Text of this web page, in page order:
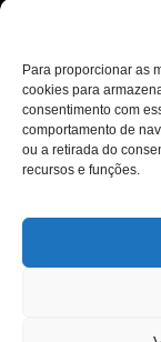
Para proporcionar as
cookies para
consentimento com
comportamento de
ou a retirada do
recursos e funções.
Copyright ©